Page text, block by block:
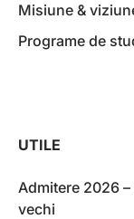
Misiune &
Programe de
UTILE
Admitere 2026
vechi